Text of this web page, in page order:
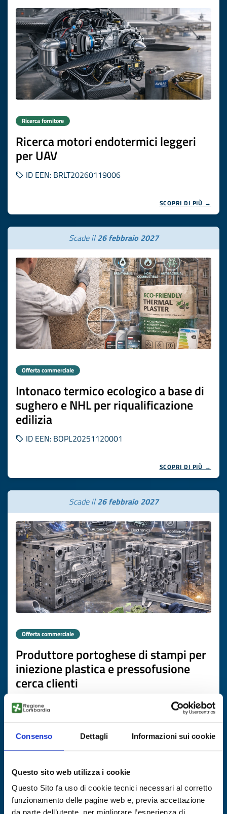
Consenso Dettagli Informazioni sui cookie
Questo sito web utilizza i cookie
Questo Sito fa uso di cookie tecnici necessari al corretto
funzionamento delle pagine web e, previa accettazione
Ricerca fornitore
Ricerca motori endotermici leggeri
per UAV
ID EEN: BRLT20260119006
SCOPRI DI PIÙ →
Scade il26 febbraio 2027
Offerta commerciale
Intonaco termico ecologico a base di
sughero e NHL per riqualificazione
edilizia
ID EEN: BOPL20251120001
SCOPRI DI PIÙ →
Scade il26 febbraio 2027
Offerta commerciale
Produttore portoghese di stampi per
iniezione plastica e pressofusione
cerca clienti
ID EEN: BOPT20251118013